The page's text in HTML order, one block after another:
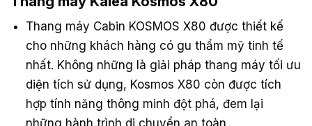
Thang máy Cabin KOSMOS X80 được thiết kế
cho những khách hàng có gu thẩm mỹ tinh tế
nhất. Không những là giải pháp thang máy tối ưu
diện tích sử dụng, Kosmos X80 còn được tích
hợp tính năng thông minh đột phá, đem lại